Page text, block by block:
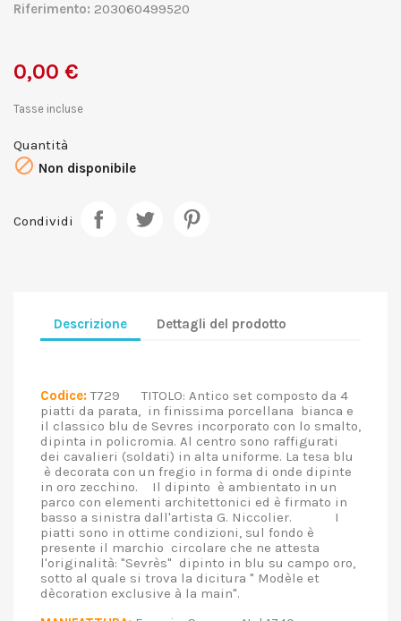
Riferimento: 203060499520
0,00 €
Tasse incluse
Quantità
 Non disponibile
Condividi
Descrizione Dettagli del prodotto
Codice:T729 TITOLO: Antico set composto da 4
piatti da parata, in finissima porcellana bianca e
il classico blu de Sevres incorporato con lo smalto,
dipinta in policromia. Al centro sono raffigurati
dei cavalieri (soldati) in alta uniforme. La tesa blu
è decorata con un fregio in forma di onde dipinte
in oro zecchino. Il dipinto è ambientato in un
parco con elementi architettonici ed è firmato in
basso a sinistra dall'artista G. Niccolier. I
piatti sono in ottime condizioni, sul fondo è
presente il marchio circolare che ne attesta
l'originalità: "Sevrès" dipinto in blu su campo oro,
sotto al quale si trova la dicitura " Modèle et
dècoration exclusive à la main".